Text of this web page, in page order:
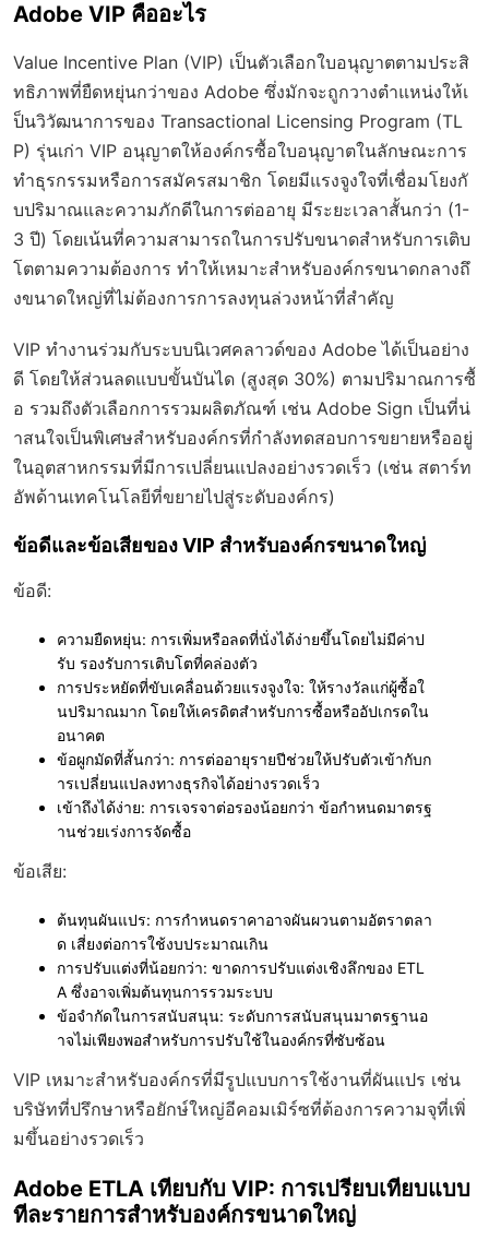
Adobe VIP คืออะไร
Value Incentive Plan (VIP) เป็นตัวเลือกใบอนุญาตตามประสิ
ทธิภาพที่ยืดหยุ่นกว่าของ Adobe ซึ่งมักจะถูกวางตำแหน่งให้เ
ป็นวิวัฒนาการของ Transactional Licensing Program (TL
P) รุ่นเก่า VIP อนุญาตให้องค์กรซื้อใบอนุญาตในลักษณะการ
ทำธุรกรรมหรือการสมัครสมาชิก โดยมีแรงจูงใจที่เชื่อมโยงกั
บปริมาณและความภักดีในการต่ออายุ มีระยะเวลาสั้นกว่า (1-
3 ปี) โดยเน้นที่ความสามารถในการปรับขนาดสำหรับการเติบ
โตตามความต้องการ ทำให้เหมาะสำหรับองค์กรขนาดกลางถึ
งขนาดใหญ่ที่ไม่ต้องการการลงทุนล่วงหน้าที่สำคัญ
VIP ทำงานร่วมกับระบบนิเวศคลาวด์ของ Adobe ได้เป็นอย่าง
ดี โดยให้ส่วนลดแบบขั้นบันได (สูงสุด 30%) ตามปริมาณการซื้
อ รวมถึงตัวเลือกการรวมผลิตภัณฑ์ เช่น Adobe Sign เป็นที่น่
าสนใจเป็นพิเศษสำหรับองค์กรที่กำลังทดสอบการขยายหรืออยู่
ในอุตสาหกรรมที่มีการเปลี่ยนแปลงอย่างรวดเร็ว (เช่น สตาร์ท
อัพด้านเทคโนโลยีที่ขยายไปสู่ระดับองค์กร)
ข้อดีและข้อเสียของ VIP สำหรับองค์กรขนาดใหญ่
ข้อดี:
ความยืดหยุ่น: การเพิ่มหรือลดที่นั่งได้ง่ายขึ้นโดยไม่มีค่าป
รับ รองรับการเติบโตที่คล่องตัว
การประหยัดที่ขับเคลื่อนด้วยแรงจูงใจ: ให้รางวัลแก่ผู้ซื้อใ
นปริมาณมาก โดยให้เครดิตสำหรับการซื้อหรืออัปเกรดใน
อนาคต
ข้อผูกมัดที่สั้นกว่า: การต่ออายุรายปีช่วยให้ปรับตัวเข้ากับก
ารเปลี่ยนแปลงทางธุรกิจได้อย่างรวดเร็ว
เข้าถึงได้ง่าย: การเจรจาต่อรองน้อยกว่า ข้อกำหนดมาตรฐ
านช่วยเร่งการจัดซื้อ
ข้อเสีย:
ต้นทุนผันแปร: การกำหนดราคาอาจผันผวนตามอัตราตลา
ด เสี่ยงต่อการใช้งบประมาณเกิน
การปรับแต่งที่น้อยกว่า: ขาดการปรับแต่งเชิงลึกของ ETL
A ซึ่งอาจเพิ่มต้นทุนการรวมระบบ
ข้อจำกัดในการสนับสนุน: ระดับการสนับสนุนมาตรฐานอ
าจไม่เพียงพอสำหรับการปรับใช้ในองค์กรที่ซับซ้อน
VIP เหมาะสำหรับองค์กรที่มีรูปแบบการใช้งานที่ผันแปร เช่น
บริษัทที่ปรึกษาหรือยักษ์ใหญ่อีคอมเมิร์ซที่ต้องการความจุที่เพิ่
มขึ้นอย่างรวดเร็ว
Adobe ETLA เทียบกับ VIP: การเปรียบเทียบแบบ
ทีละรายการสำหรับองค์กรขนาดใหญ่